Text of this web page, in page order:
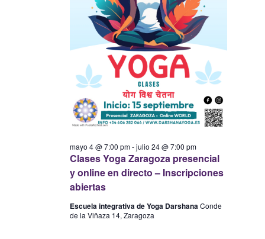
Clases Yoga Zaragoza presencial
y online en directo – Inscripciones
abiertas
mayo 4 @ 7:00 pm-julio 24 @ 7:00 pm
Escuela integrativa de Yoga DarshanaConde
de la Viñaza 14, Zaragoza